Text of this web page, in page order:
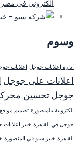
الكتروني في مصر
وسوم
ادارة إعلانات جوجل اعلانات
اعلانات على جوجل
جوجل تحسين
الكترونية بالمنصورة تصميم
جوجل في القاهرة خبير
القاهرة خبير سيو في المنصورة